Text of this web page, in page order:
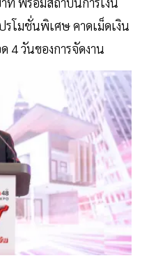
โมชั่นพิเศษ คาดเม็ดเงิน
4 วันของการจัดงาน